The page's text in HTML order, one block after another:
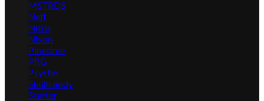
MSTRDS
Neff
Nitro
Nixon
Pinetime
PRG
Psycho
Skullcandy
Starter